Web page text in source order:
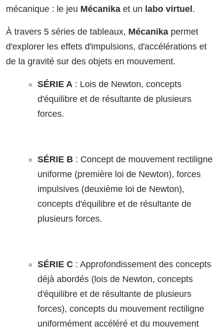
mécanique : le jeu Mécanika et un labo virtuel .
À travers 5 séries de tableaux, Mécanika permet
d'explorer les effets d'impulsions, d'accélérations et
de la gravité sur des objets en mouvement.
SÉRIE A : Lois de Newton, concepts
d'équilibre et de résultante de plusieurs
forces.
SÉRIE B : Concept de mouvement rectiligne
uniforme (première loi de Newton), forces
impulsives (deuxième loi de Newton),
concepts d'équilibre et de résultante de
plusieurs forces.
SÉRIE C : Approfondissement des concepts
déjà abordés (lois de Newton, concepts
d'équilibre et de résultante de plusieurs
forces), concepts du mouvement rectiligne
uniformément accéléré et du mouvement